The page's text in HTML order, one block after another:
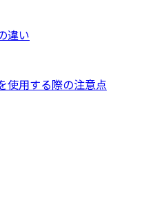
違い
使用する際の注意点